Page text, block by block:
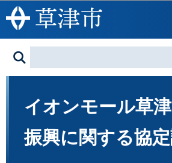
このページの本文へ
イオンモール草
振興に関する協